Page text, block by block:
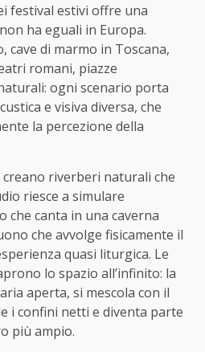
festival estivi offre una
ha eguali in Europa.
cave di marmo in Toscana,
romani, piazze
ogni scenario porta
e visiva diversa, che
la percezione della
riverberi naturali che
riesce a simulare
che canta in una caverna
che avvolge fisicamente il
quasi liturgica. Le
lo spazio all’infinito: la
aperta, si mescola con il
i confini netti e diventa parte
più ampio.